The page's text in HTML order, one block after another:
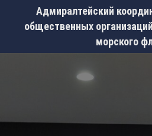
Адмиралтейский
общественных
морского